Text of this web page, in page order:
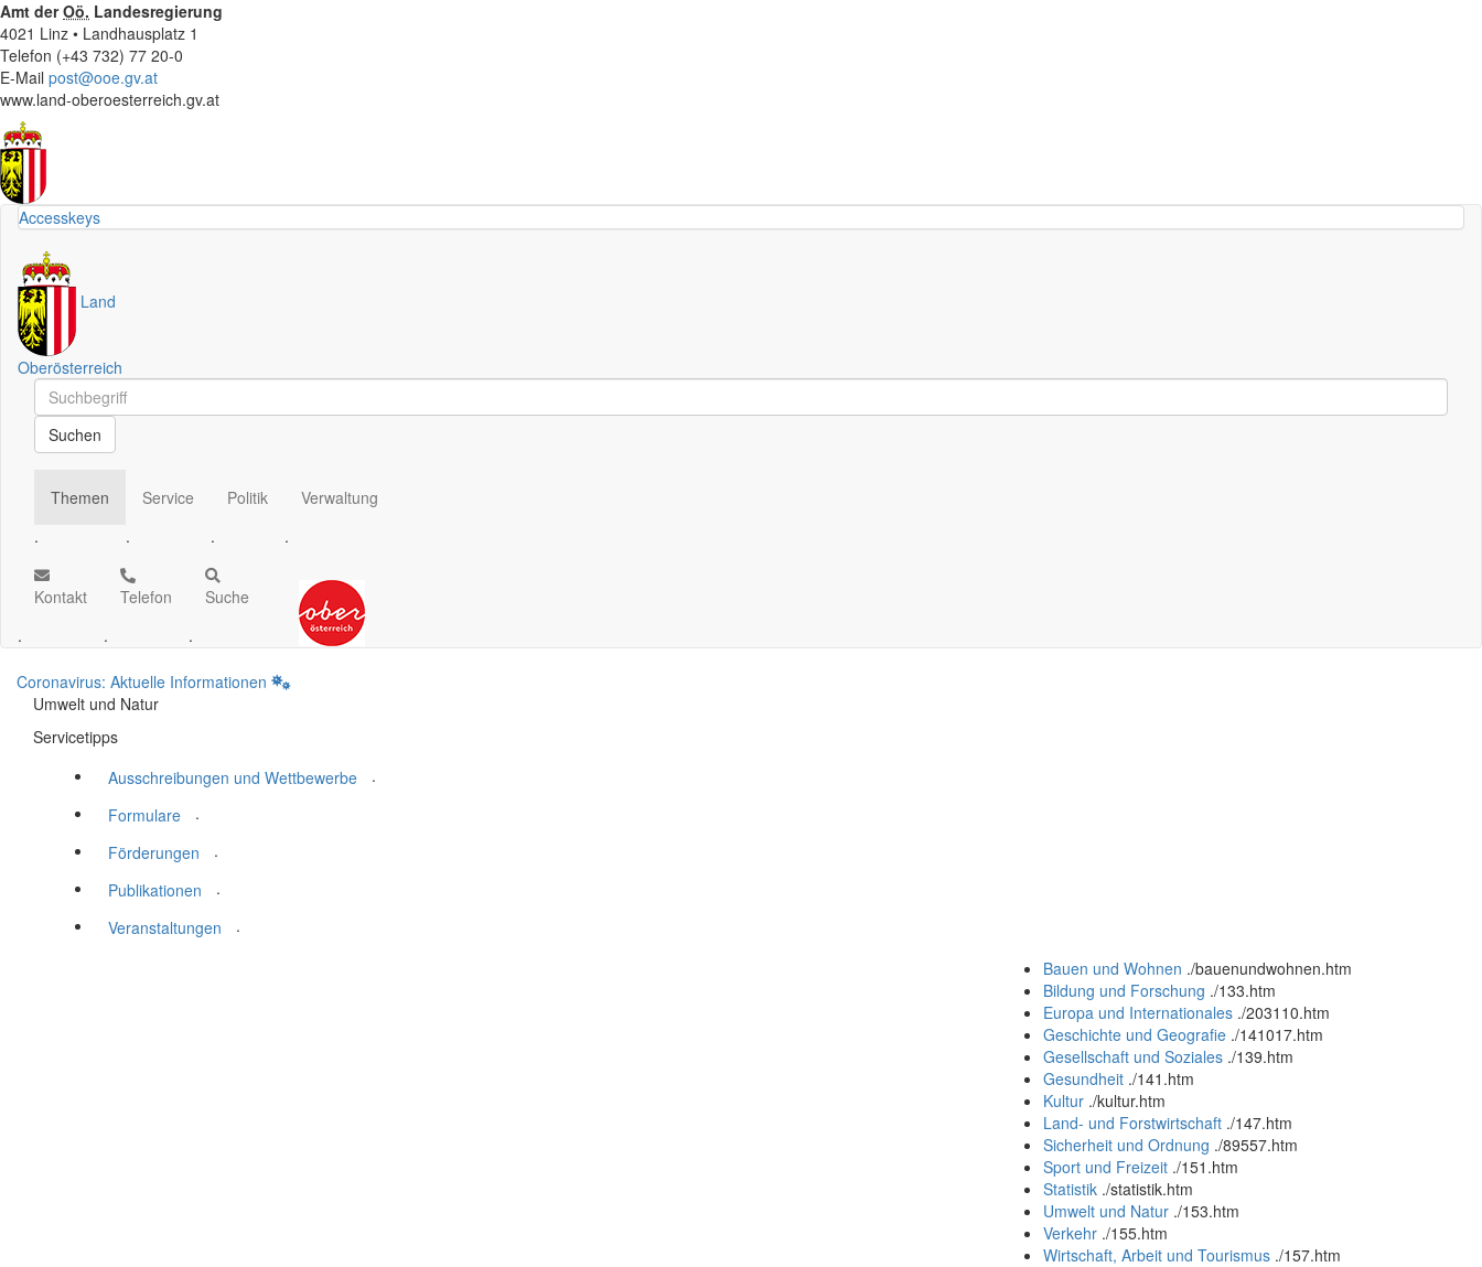
Amt derOö. Landesregierung
4021 Linz • Landhausplatz 1
Telefon (+43 732) 77 20-0
E-Mail post@ooe.gv.at
www.land-oberoesterreich.gv.at
Accesskeys
Land
Oberösterreich
Schnellsuche
Schnellsuche
Suchen
Themen
.
Service
.
Politik
.
Verwaltung
.
Kontakt
.
Telefon
.
Suche
.
Coronavirus: Aktuelle Informationen
Umwelt und Natur
Servicetipps
Ausschreibungen und Wettbewerbe
.
Formulare
.
Förderungen
.
Publikationen
.
Veranstaltungen
.
Bauen und Wohnen ./bauenundwohnen.htm
Bildung und Forschung ./133.htm
Europa und Internationales ./203110.htm
Geschichte und Geografie ./141017.htm
Gesellschaft und Soziales ./139.htm
Gesundheit ./141.htm
Kultur ./kultur.htm
Land- und Forstwirtschaft ./147.htm
Sicherheit und Ordnung ./89557.htm
Sport und Freizeit ./151.htm
Statistik ./statistik.htm
Umwelt und Natur ./153.htm
Verkehr ./155.htm
Wirtschaft, Arbeit und Tourismus ./157.htm